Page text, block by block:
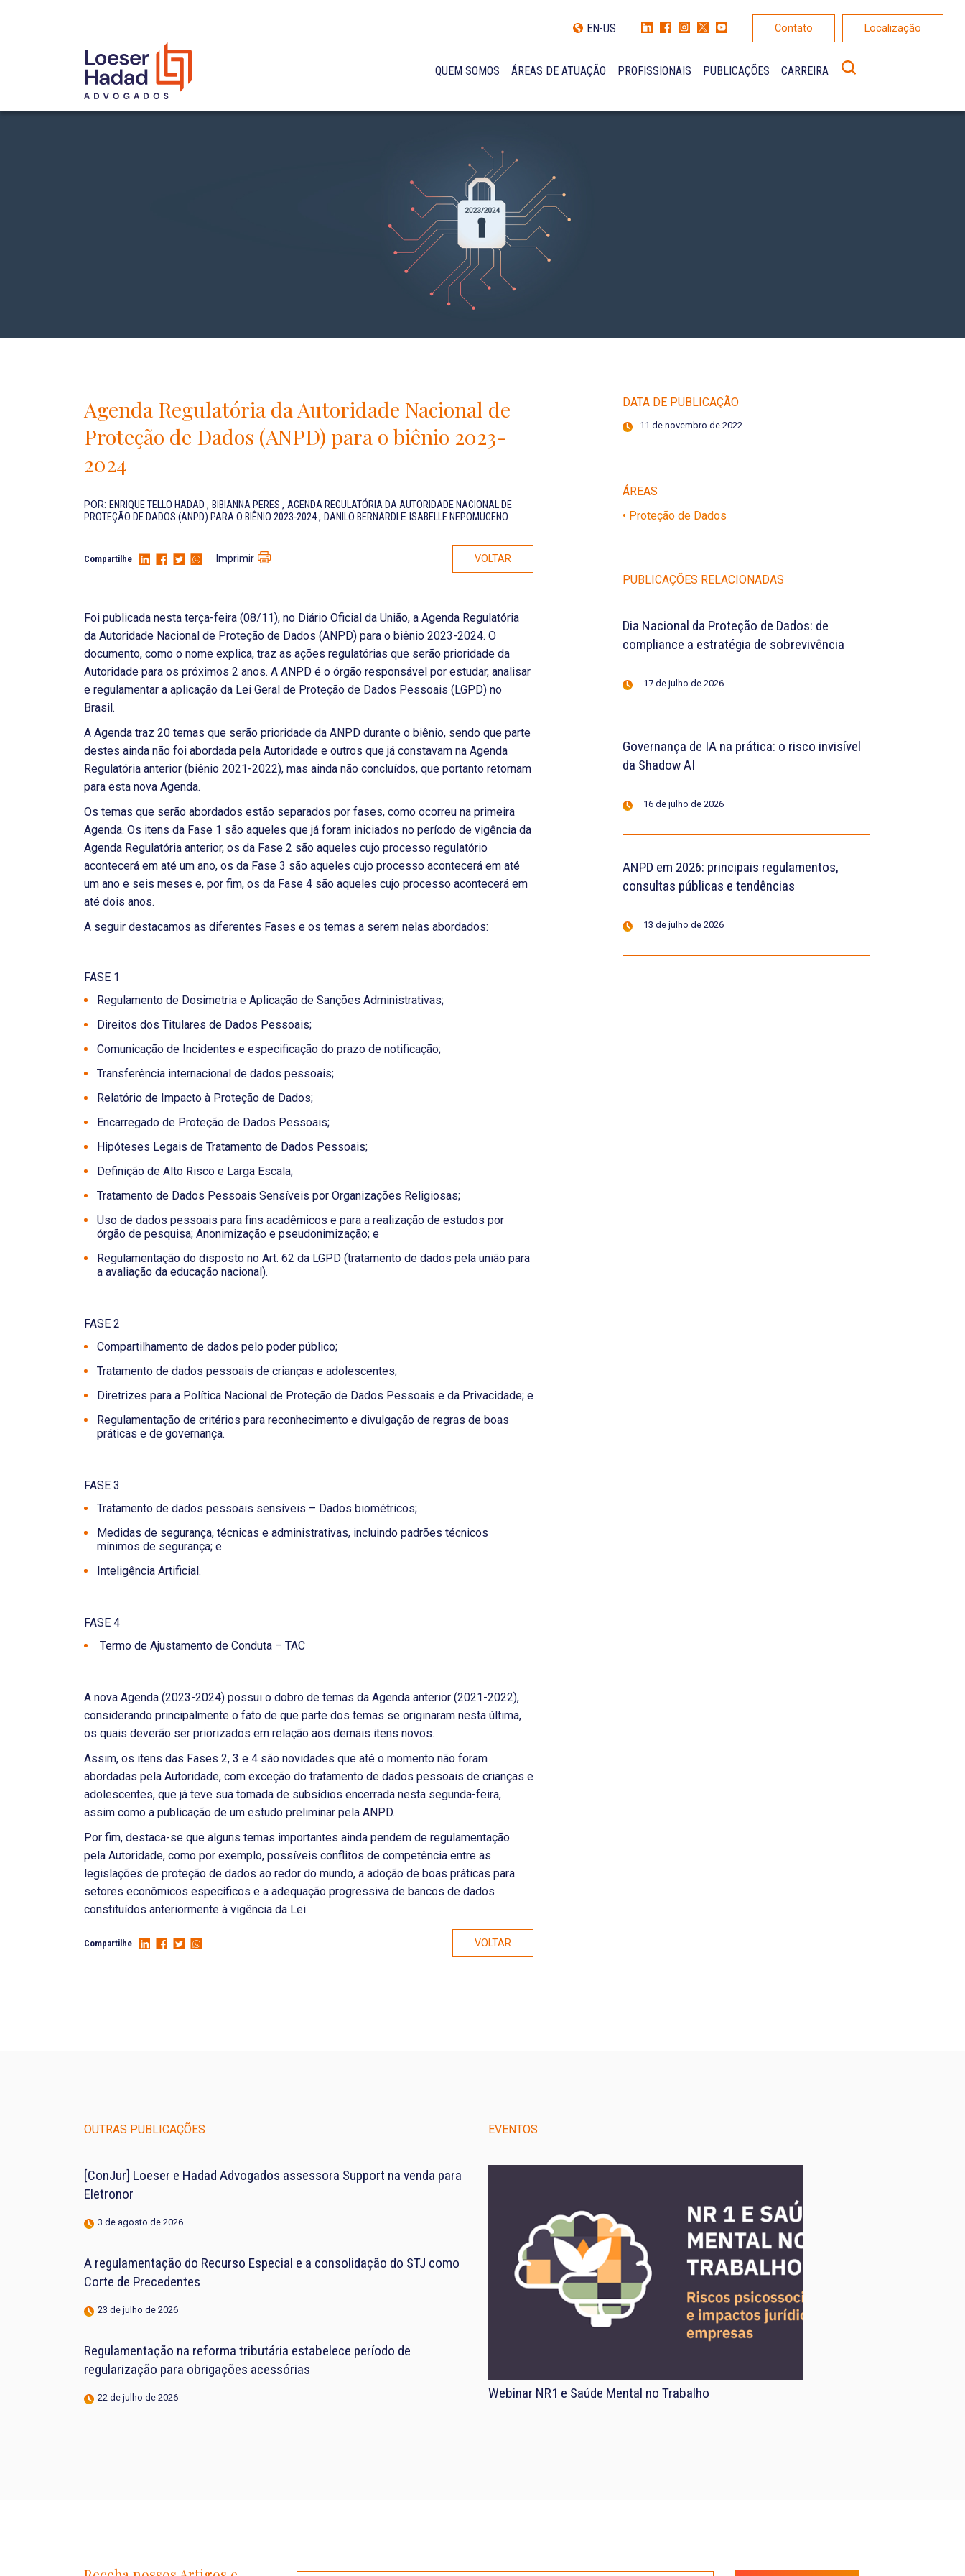
INTERNATIONAL NETWORK
PRÊMIOS
NOSSA EQUIPE
EN-US Contato Localização
QUEM SOMOS
INTERNATIONAL NETWORK
PRÊMIOS
NOSSA EQUIPE
ÁREAS DE ATUAÇÃO PROFISSIONAIS PUBLICAÇÕES CARREIRA
Agenda Regulatória da Autoridade Nacional de
Proteção de Dados (ANPD) para o biênio 2023-
2024
POR: ENRIQUE TELLO HADAD , BIBIANNA PERES , AGENDA REGULATÓRIA DA AUTORIDADE NACIONAL DE
PROTEÇÃO DE DADOS (ANPD) PARA O BIÊNIO 2023-2024, DANILO BERNARDI E ISABELLE NEPOMUCENO
Compartilhe Imprimir VOLTAR
Foi publicada nesta terça-feira (08/11), no Diário Oficial da União, a Agenda Regulatória
da Autoridade Nacional de Proteção de Dados (ANPD) para o biênio 2023-2024. O
documento, como o nome explica, traz as ações regulatórias que serão prioridade da
Autoridade para os próximos 2 anos. A ANPD é o órgão responsável por estudar, analisar
e regulamentar a aplicação da Lei Geral de Proteção de Dados Pessoais (LGPD) no
Brasil.
A Agenda traz 20 temas que serão prioridade da ANPD durante o biênio, sendo que parte
destes ainda não foi abordada pela Autoridade e outros que já constavam na Agenda
Regulatória anterior (biênio 2021-2022), mas ainda não concluídos, que portanto retornam
para esta nova Agenda.
Os temas que serão abordados estão separados por fases, como ocorreu na primeira
Agenda. Os itens da Fase 1 são aqueles que já foram iniciados no período de vigência da
Agenda Regulatória anterior, os da Fase 2 são aqueles cujo processo regulatório
acontecerá em até um ano, os da Fase 3 são aqueles cujo processo acontecerá em até
um ano e seis meses e, por fim, os da Fase 4 são aqueles cujo processo acontecerá em
até dois anos.
A seguir destacamos as diferentes Fases e os temas a serem nelas abordados:
FASE 1
Regulamento de Dosimetria e Aplicação de Sanções Administrativas;
Direitos dos Titulares de Dados Pessoais;
Comunicação de Incidentes e especificação do prazo de notificação;
Transferência internacional de dados pessoais;
Relatório de Impacto à Proteção de Dados;
Encarregado de Proteção de Dados Pessoais;
Hipóteses Legais de Tratamento de Dados Pessoais;
Definição de Alto Risco e Larga Escala;
Tratamento de Dados Pessoais Sensíveis por Organizações Religiosas;
Uso de dados pessoais para fins acadêmicos e para a realização de estudos por
órgão de pesquisa; Anonimização e pseudonimização; e
Regulamentação do disposto no Art. 62 da LGPD (tratamento de dados pela união para
a avaliação da educação nacional).
FASE 2
Compartilhamento de dados pelo poder público;
Tratamento de dados pessoais de crianças e adolescentes;
Diretrizes para a Política Nacional de Proteção de Dados Pessoais e da Privacidade; e
Regulamentação de critérios para reconhecimento e divulgação de regras de boas
práticas e de governança.
FASE 3
Tratamento de dados pessoais sensíveis – Dados biométricos;
Medidas de segurança, técnicas e administrativas, incluindo padrões técnicos
mínimos de segurança; e
Inteligência Artificial.
FASE 4
Termo de Ajustamento de Conduta – TAC
A nova Agenda (2023-2024) possui o dobro de temas da Agenda anterior (2021-2022),
considerando principalmente o fato de que parte dos temas se originaram nesta última,
os quais deverão ser priorizados em relação aos demais itens novos.
Assim, os itens das Fases 2, 3 e 4 são novidades que até o momento não foram
abordadas pela Autoridade, com exceção do tratamento de dados pessoais de crianças e
adolescentes, que já teve sua tomada de subsídios encerrada nesta segunda-feira,
assim como a publicação de um estudo preliminar pela ANPD.
Por fim, destaca-se que alguns temas importantes ainda pendem de regulamentação
pela Autoridade, como por exemplo, possíveis conflitos de competência entre as
legislações de proteção de dados ao redor do mundo, a adoção de boas práticas para
setores econômicos específicos e a adequação progressiva de bancos de dados
constituídos anteriormente à vigência da Lei.
Compartilhe VOLTAR
DATA DE PUBLICAÇÃO
11 de novembro de 2022
ÁREAS
• Proteção de Dados
PUBLICAÇÕES RELACIONADAS
Dia Nacional da Proteção de Dados: de
compliance a estratégia de sobrevivência
17 de julho de 2026
Governança de IA na prática: o risco invisível
da Shadow AI
16 de julho de 2026
ANPD em 2026: principais regulamentos,
consultas públicas e tendências
13 de julho de 2026
OUTRAS PUBLICAÇÕES
[ConJur] Loeser e Hadad Advogados assessora Support na venda para
Eletronor
3 de agosto de 2026
A regulamentação do Recurso Especial e a consolidação do STJ como
Corte de Precedentes
23 de julho de 2026
Regulamentação na reforma tributária estabelece período de
regularização para obrigações acessórias
22 de julho de 2026
EVENTOS
Webinar NR1 e Saúde Mental no Trabalho